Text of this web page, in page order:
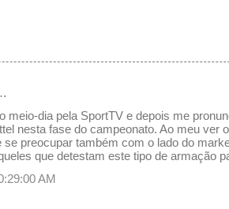
meio-dia pela SportTV e depois me
nesta fase do campeonato. Ao meu ver
se preocupar também com o lado do
que detestam este tipo de armação
AM